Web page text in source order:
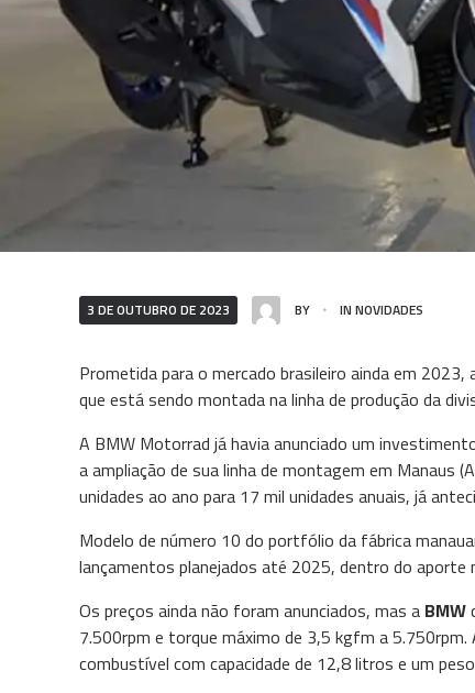
3 DE OUTUBRO DE 2023 BY INNOVIDADES
Prometida para o mercado brasileiro ainda em 2023,
que está sendo montada na linha de produção da
A BMW Motorrad já havia anunciado um
a ampliação de sua linha de montagem em Manaus
unidades ao ano para 17 mil unidades anuais, já
Modelo de número 10 do portfólio da fábrica
lançamentos planejados até 2025, dentro do aporte
Os preços ainda não foram anunciados, mas a BMW
7.500rpm e torque máximo de 3,5 kgfm a
combustível com capacidade de 12,8 litros e um